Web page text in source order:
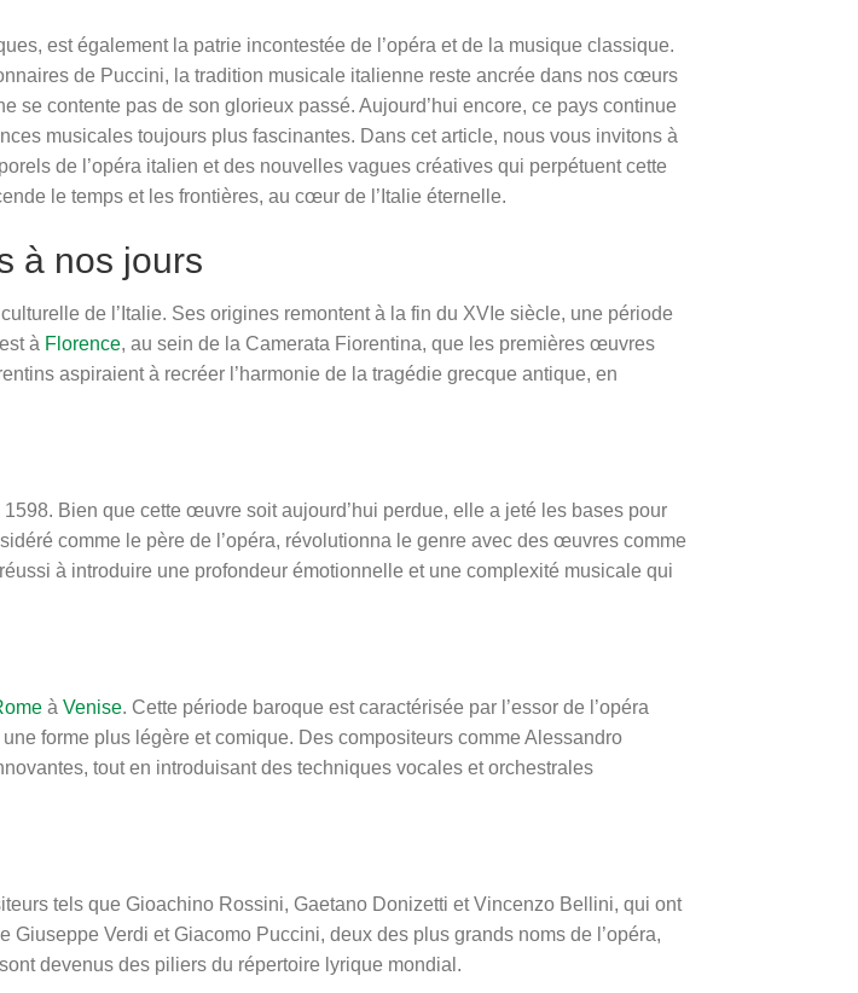
est également la patrie incontestée de l’opéra et de la musique classique.
de Puccini, la tradition musicale italienne reste ancrée dans nos cœurs
se contente pas de son glorieux passé. Aujourd’hui encore, ce pays continue
musicales toujours plus fascinantes. Dans cet article, nous vous invitons à
de l’opéra italien et des nouvelles vagues créatives qui perpétuent cette
le temps et les frontières, au cœur de l’Italie éternelle.
à nos jours
de l’Italie. Ses origines remontent à la fin du XVIe siècle, une période
à Florence, au sein de la Camerata Fiorentina, que les premières œuvres
aspiraient à recréer l’harmonie de la tragédie grecque antique, en
Bien que cette œuvre soit aujourd’hui perdue, elle a jeté les bases pour
comme le père de l’opéra, révolutionna le genre avec des œuvres comme
à introduire une profondeur émotionnelle et une complexité musicale qui
à Venise. Cette période baroque est caractérisée par l’essor de l’opéra
forme plus légère et comique. Des compositeurs comme Alessandro
tout en introduisant des techniques vocales et orchestrales
tels que Gioachino Rossini, Gaetano Donizetti et Vincenzo Bellini, qui ont
Verdi et Giacomo Puccini, deux des plus grands noms de l’opéra,
devenus des piliers du répertoire lyrique mondial.